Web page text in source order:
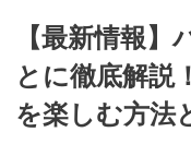
【最新情報
とに徹底解説
を楽しむ方法